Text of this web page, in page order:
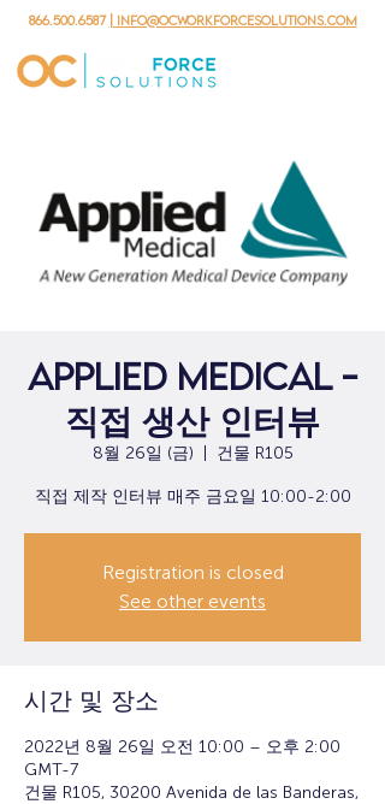
866.500.6587 | info@ocworkforcesolutions.com
Applied Medical -
직접 생산 인터뷰
8월 26일 (금) 건물 R105
직접 제작 인터뷰 매주 금요일 10:00-2:00
Registration is closed
See other events
시간 및 장소
2022년 8월 26일 오전 10:00 – 오후 2:00
GMT-7
건물 R105, 30200 Avenida de las Banderas,